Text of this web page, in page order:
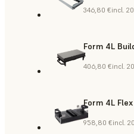
346,80 €incl.
Form 4L
406,80 €incl.
Form 4L
958,80 €incl.